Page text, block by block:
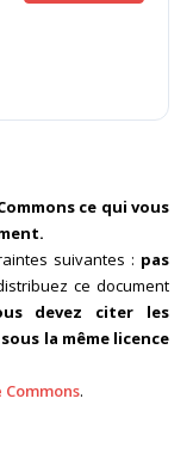
ce qui vous
suivantes : pas
ce document
devez citer les
la même licence
.